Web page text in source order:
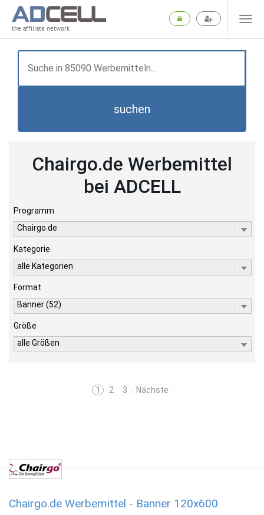
the affiliate network
suchen
Chairgo.de Werbemittel
bei ADCELL
Programm
Chairgo.de
Kategorie
alle Kategorien
Format
Banner (52)
Größe
alle Größen
1 2 3 Nächste
Chairgo.de Werbemittel - Banner 120x600